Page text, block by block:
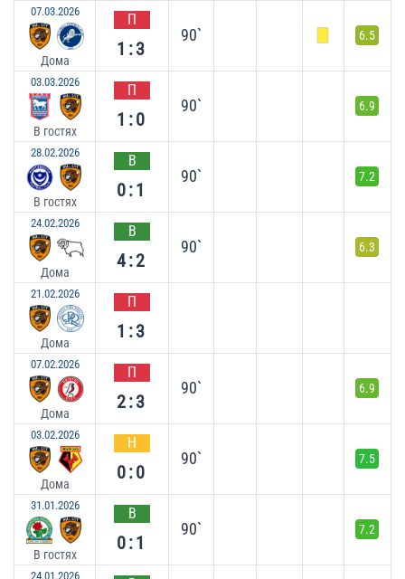
07.03.2026
Дома
П
1:3
90` 6.5
03.03.2026
В гостях
П
1:0
90` 6.9
28.02.2026
В гостях
В
0:1
90` 7.2
24.02.2026
Дома
В
4:2
90` 6.3
21.02.2026
Дома
П
1:3
07.02.2026
Дома
П
2:3
90` 6.9
03.02.2026
Дома
Н
0:0
90` 7.5
31.01.2026
В гостях
В
0:1
90` 7.2
24.01.2026